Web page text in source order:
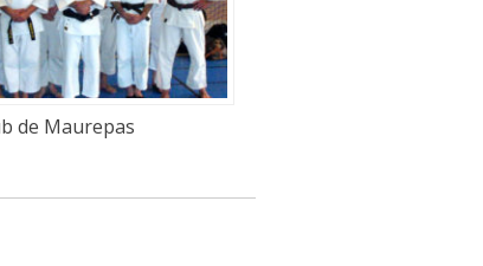
de Maurepas